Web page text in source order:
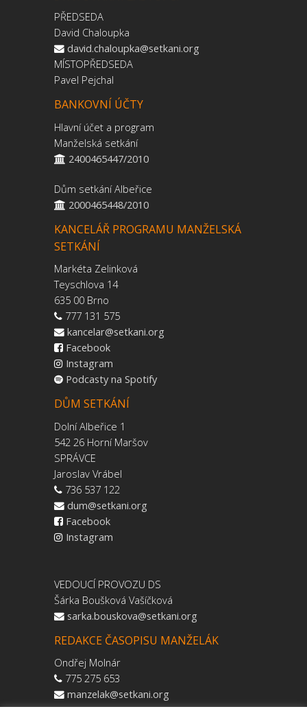
PŘEDSEDA
David Chaloupka
david.chaloupka@setkani.org
MÍSTOPŘEDSEDA
Pavel Pejchal
BANKOVNÍ ÚČTY
Hlavní účet a program
Manželská setkání
2400465447/2010
Dům setkání Albeřice
2000465448/2010
KANCELÁŘ PROGRAMU MANŽELSKÁ
SETKÁNÍ
Markéta Zelinková
Teyschlova 14
635 00 Brno
777 131 575
kancelar@setkani.org
Facebook
Instagram
Podcasty na Spotify
DŮM SETKÁNÍ
Dolní Albeřice 1
542 26 Horní Maršov
SPRÁVCE
Jaroslav Vrábel
736 537 122
dum@setkani.org
Facebook
Instagram
VEDOUCÍ PROVOZU DS
Šárka Boušková Vašíčková
sarka.bouskova@setkani.org
REDAKCE ČASOPISU MANŽELÁK
Ondřej Molnár
775 275 653
manzelak@setkani.org